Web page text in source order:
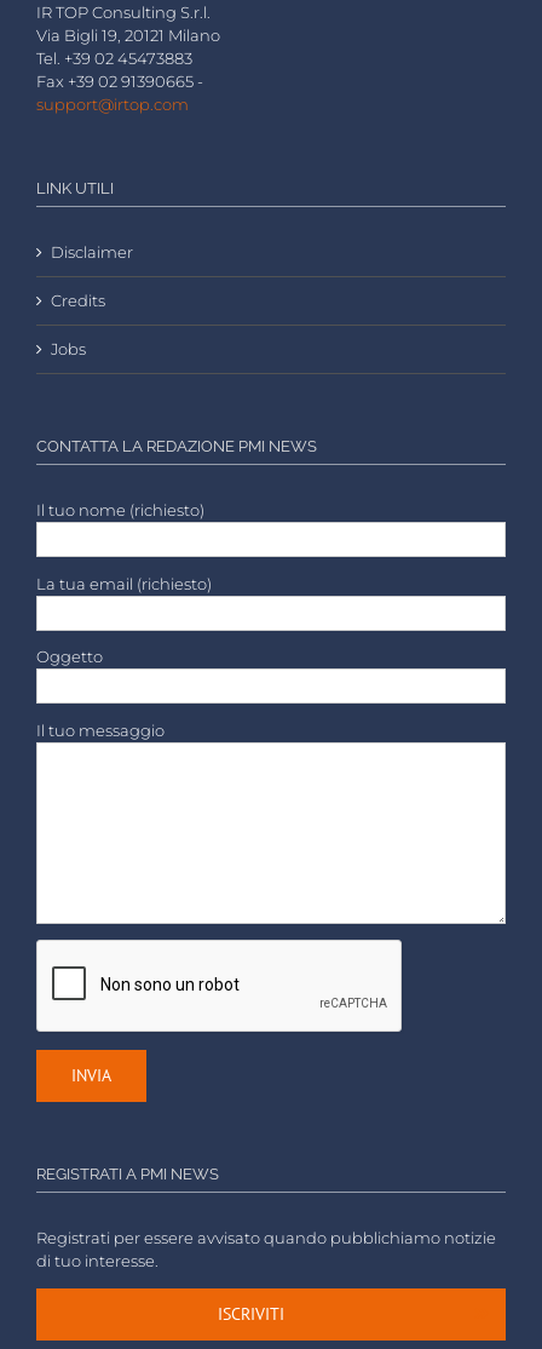
IR TOP Consulting S.r.l.
Via Bigli 19, 20121 Milano
Tel. +39 02 45473883
Fax +39 02 91390665 -
support@irtop.com
LINK UTILI
Disclaimer
Credits
Jobs
CONTATTA LA REDAZIONE PMI NEWS
Il tuo nome (richiesto)
La tua email (richiesto)
Oggetto
Il tuo messaggio
REGISTRATI A PMI NEWS
Registrati per essere avvisato quando pubblichiamo notizie
di tuo interesse.
ISCRIVITI